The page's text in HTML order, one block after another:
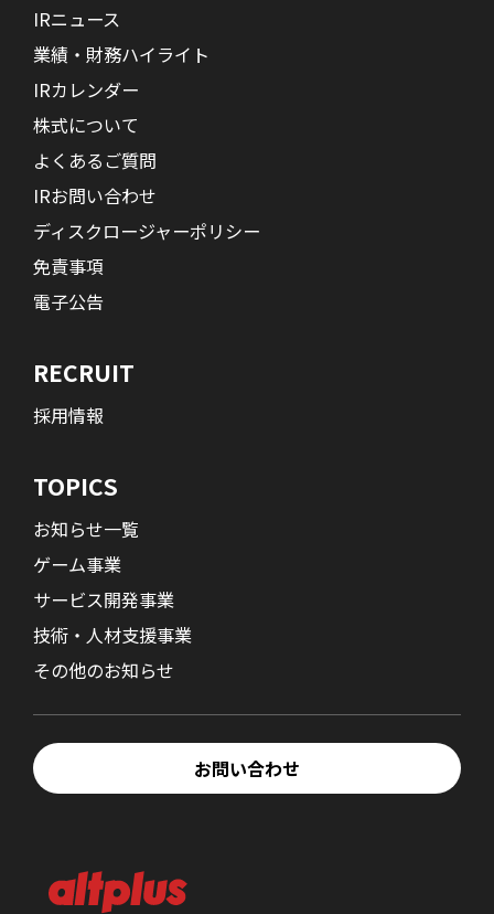
IRニュース
業績・財務ハイライト
IRカレンダー
株式について
よくあるご質問
IRお問い合わせ
ディスクロージャーポリシー
免責事項
電子公告
RECRUIT
採用情報
TOPICS
お知らせ一覧
ゲーム事業
サービス開発事業
技術・人材支援事業
その他のお知らせ
お問い合わせ